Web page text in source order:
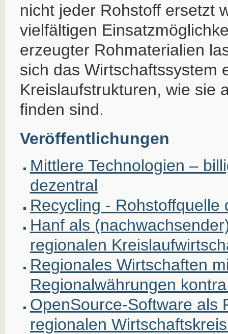
nicht jeder Rohstoff ersetzt
vielfältigen
erzeugter Rohmaterialien
sich das Wirtschaftssystem
Kreislaufstrukturen, wie sie
finden sind.
Veröffentlichungen
Mittlere Technologien –
dezentral
Recycling -
Hanf als
regionalen
Regionales Wirtschaften
Regionalwährungen
OpenSource-Software als
regionalen